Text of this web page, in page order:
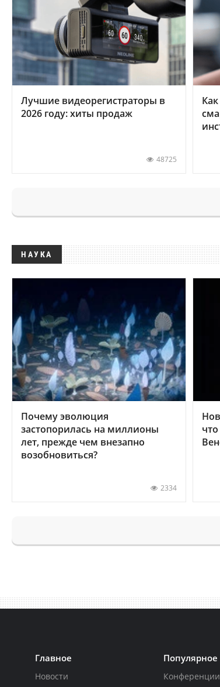
Лучшие видеорегистраторы в
2026 году: хиты продаж
48725
НАУКА
Почему эволюция
застопорилась на миллионы
лет, прежде чем внезапно
возобновиться?
2334
Главное
Новости
Популярное
Конференции